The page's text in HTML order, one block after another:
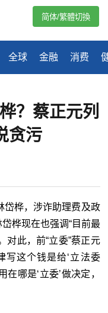
全球 金融 消费
简体/繁體切換
？蔡正元列
贪污
岱桦，涉诈助理费及政
桦现在也强调“目前最
对此，前“立委”蔡正元
写这个钱是给‘立法委
在哪是‘立委’做决定，